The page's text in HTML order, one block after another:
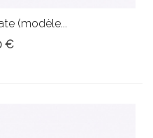
(modèle...
€